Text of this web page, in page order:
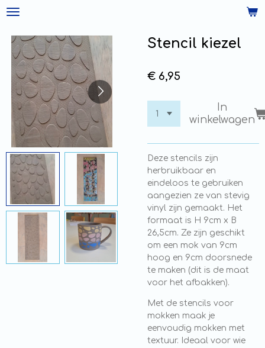
Ga
naar
hoofdinhoud
Stencil kiezel
€ 6,95
In
winkelwagen
Deze stencils zijn
herbruikbaar en
eindeloos te gebruiken
aangezien ze van stevig
vinyl zijn gemaakt. Het
formaat is H 9cm x B
26,5cm. Ze zijn geschikt
om een mok van 9cm
hoog en 9cm doorsnede
te maken (dit is de maat
voor het afbakken).
Met de stencils voor
mokken maak je
eenvoudig mokken met
textuur. Ideaal voor wie